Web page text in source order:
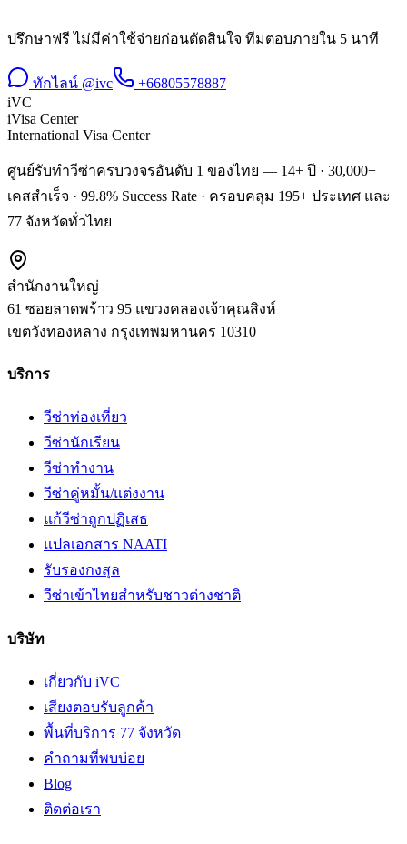
ปรึกษาฟรี ไม่มีค่าใช้จ่ายก่อนตัดสินใจ ทีมตอบภายใน 5 นาที
ทักไลน์ @ivc
+66805578887
iVC
iVisa Center
International Visa Center
ศูนย์รับทำวีซ่าครบวงจรอันดับ 1 ของไทย — 14+ ปี · 30,000+
เคสสำเร็จ · 99.8% Success Rate · ครอบคลุม 195+ ประเทศ และ
77 จังหวัดทั่วไทย
สำนักงานใหญ่
61 ซอยลาดพร้าว 95 แขวงคลองเจ้าคุณสิงห์
เขตวังทองหลาง กรุงเทพมหานคร 10310
บริการ
วีซ่าท่องเที่ยว
วีซ่านักเรียน
วีซ่าทำงาน
วีซ่าคู่หมั้น/แต่งงาน
แก้วีซ่าถูกปฏิเสธ
แปลเอกสาร NAATI
รับรองกงสุล
วีซ่าเข้าไทยสำหรับชาวต่างชาติ
บริษัท
เกี่ยวกับ iVC
เสียงตอบรับลูกค้า
พื้นที่บริการ 77 จังหวัด
คำถามที่พบบ่อย
Blog
ติดต่อเรา